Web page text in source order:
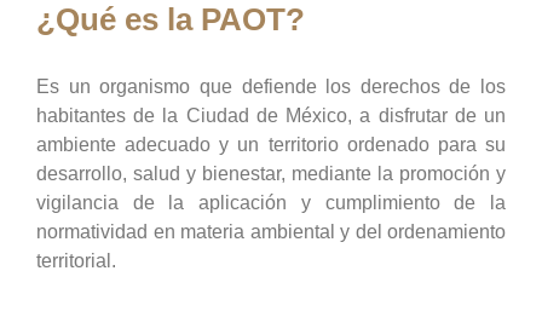
¿Qué es la PAOT?
Es un organismo que defiende los derechos de los
habitantes de la Ciudad de México, a disfrutar de un
ambiente adecuado y un territorio ordenado para su
desarrollo, salud y bienestar, mediante la promoción y
vigilancia de la aplicación y cumplimiento de la
normatividad en materia ambiental y del ordenamiento
territorial.